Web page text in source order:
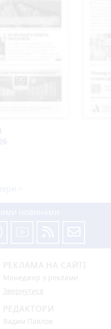
РЕКЛАМА НА САЙТІ
Менеджер з реклами
Звернутися
РЕДАКТОРИ
Вадим Павлов